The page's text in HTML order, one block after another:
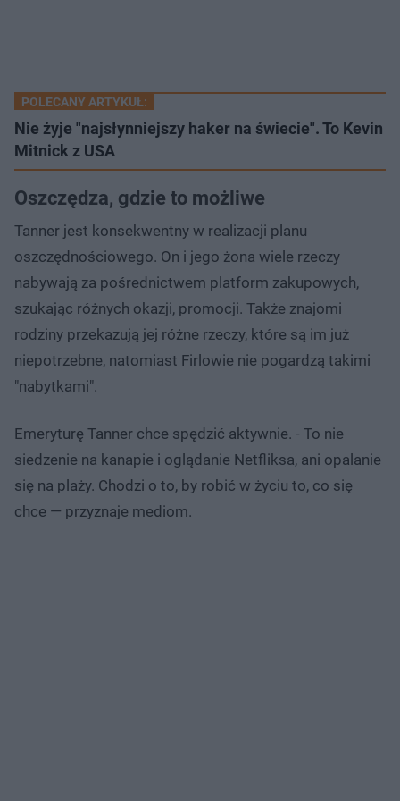
POLECANY ARTYKUŁ:
Nie żyje "najsłynniejszy haker na świecie". To Kevin
Mitnick z USA
Oszczędza, gdzie to możliwe
Tanner jest konsekwentny w realizacji planu
oszczędnościowego. On i jego żona wiele rzeczy
nabywają za pośrednictwem platform zakupowych,
szukając różnych okazji, promocji. Także znajomi
rodziny przekazują jej różne rzeczy, które są im już
niepotrzebne, natomiast Firlowie nie pogardzą takimi
"nabytkami".
Emeryturę Tanner chce spędzić aktywnie. - To nie
siedzenie na kanapie i oglądanie Netfliksa, ani opalanie
się na plaży. Chodzi o to, by robić w życiu to, co się
chce — przyznaje mediom.